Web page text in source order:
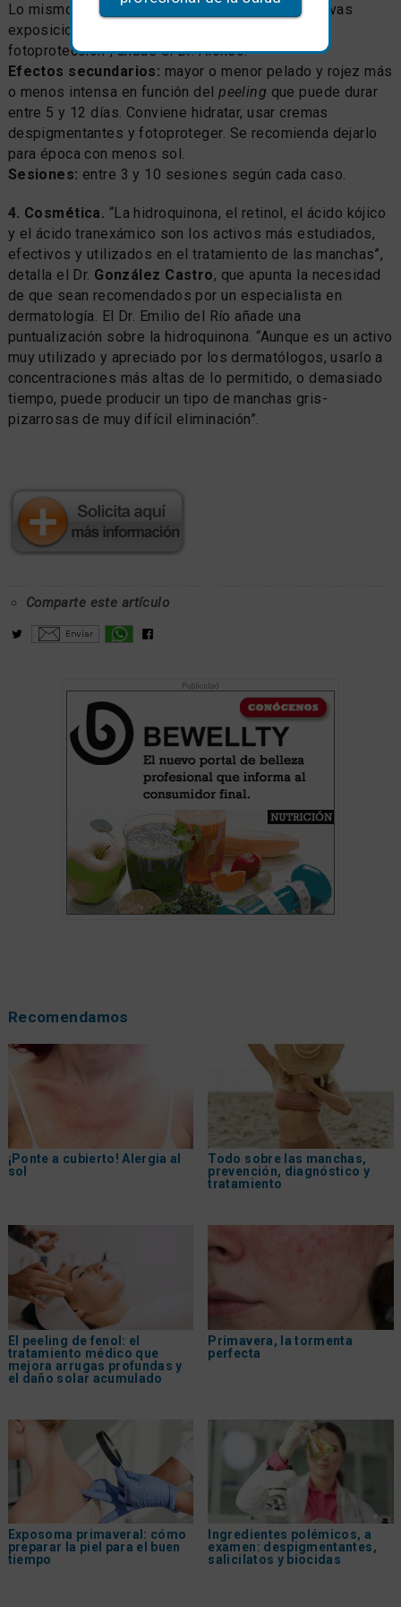
Lo mismo ocurre con los léntigos con las sucesivas
exposiciones solares si no hay una adecuada
fotoprotección”, añade el Dr. Alonso.
Efectos secundarios: mayor o menor pelado y rojez más
o menos intensa en función delpeeling que puede durar
entre 5 y 12 días. Conviene hidratar, usar cremas
despigmentantes y fotoproteger. Se recomienda dejarlo
para época con menos sol.
Sesiones: entre 3 y 10 sesiones según cada caso.
4. Cosmética. “La hidroquinona, el retinol, el ácido kójico
y el ácido tranexámico son los activos más estudiados,
efectivos y utilizados en el tratamiento de las manchas”,
detalla el Dr. González Castro, que apunta la necesidad
de que sean recomendados por un especialista en
dermatología. El Dr. Emilio del Río añade una
puntualización sobre la hidroquinona. “Aunque es un activo
muy utilizado y apreciado por los dermatólogos, usarlo a
concentraciones más altas de lo permitido, o demasiado
tiempo, puede producir un tipo de manchas gris-
pizarrosas de muy difícil eliminación”.
Comparte este artículo
Recomendamos
¡Ponte a cubierto! Alergia al
sol
Todo sobre las manchas,
prevención, diagnóstico y
tratamiento
El peeling de fenol: el
tratamiento médico que
mejora arrugas profundas y
el daño solar acumulado
Primavera, la tormenta
perfecta
Exposoma primaveral: cómo
preparar la piel para el buen
tiempo
Ingredientes polémicos, a
examen: despigmentantes,
salicilatos y biocidas